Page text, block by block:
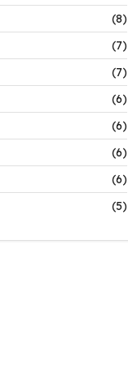
(8)
(7)
(7)
(6)
(6)
(6)
(6)
(5)